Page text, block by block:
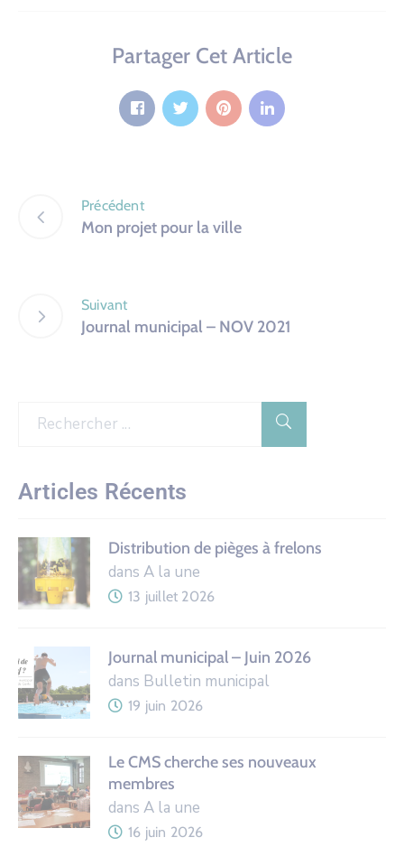
Partager Cet Article
Précédent
Mon projet pour la ville
Suivant
Journal municipal – NOV 2021
Articles Récents
Distribution de pièges à frelons
dans A la une
13 juillet 2026
Journal municipal – Juin 2026
dans Bulletin municipal
19 juin 2026
Le CMS cherche ses nouveaux
membres
dans A la une
16 juin 2026